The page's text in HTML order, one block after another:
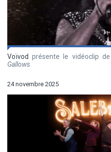
Voïvod présente le vidéoclip
Gallows
24 novembre 2025